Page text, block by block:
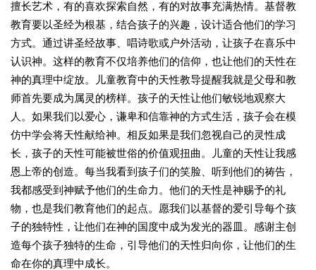
擅长艺术，有的喜欢探索自然，有的对故事充满热情。基督教
教育要以圣经为根基，结合孩子的兴趣，设计适合他们的学习
方式。通过讲圣经故事、唱诗歌或户外活动，让孩子在喜乐中
认识神。这样的教育不仅培养他们的信仰，也让他们的天性在
神的真理中绽放。儿童教育中的天性教导提醒我就是父母和教
师首先要成为属灵的榜样。孩子的天性让他们敏锐地观察大
人。如果我们以爱心，谦卑和信靠神的方式生活，孩子会在模
仿中学会将天性献给神。相反如果是我们忽视自己的灵性成
长，孩子的天性可能被世俗的价值观扭曲。儿童的天性让我感
恩上帝的创造。每当我看到孩子们的笑脸、听到他们的祷告，
我都感受到神赋予他们的生命力。他们的天性是神赐予的礼
物，也是我们教育他们的起点。愿我们以基督的爱引导每个孩
子的独特性，让他们在神的国度中成为发光的器皿。感谢主创
造每个孩子独特的生命，引导他们的天性归向你，让他们的生
命在你的真理中成长。